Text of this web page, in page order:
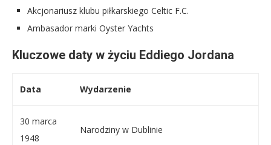
Akcjonariusz klubu piłkarskiego Celtic F.C.
Ambasador marki Oyster Yachts
Kluczowe daty w życiu Eddiego Jordana
Data Wydarzenie
30 marca
1948
Narodziny w Dublinie